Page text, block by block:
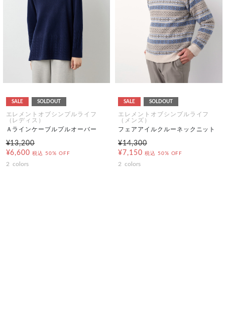
SALE SOLDOUT
エレメントオブシンプルライフ
（レディス）
Ａラインケーブルプルオーバー
¥13,200
¥6,600 税込 50% OFF
2 colors
SALE SOLDOUT
エレメントオブシンプルライフ
（メンズ）
フェアアイルクルーネックニット
¥14,300
¥7,150 税込 50% OFF
2 colors